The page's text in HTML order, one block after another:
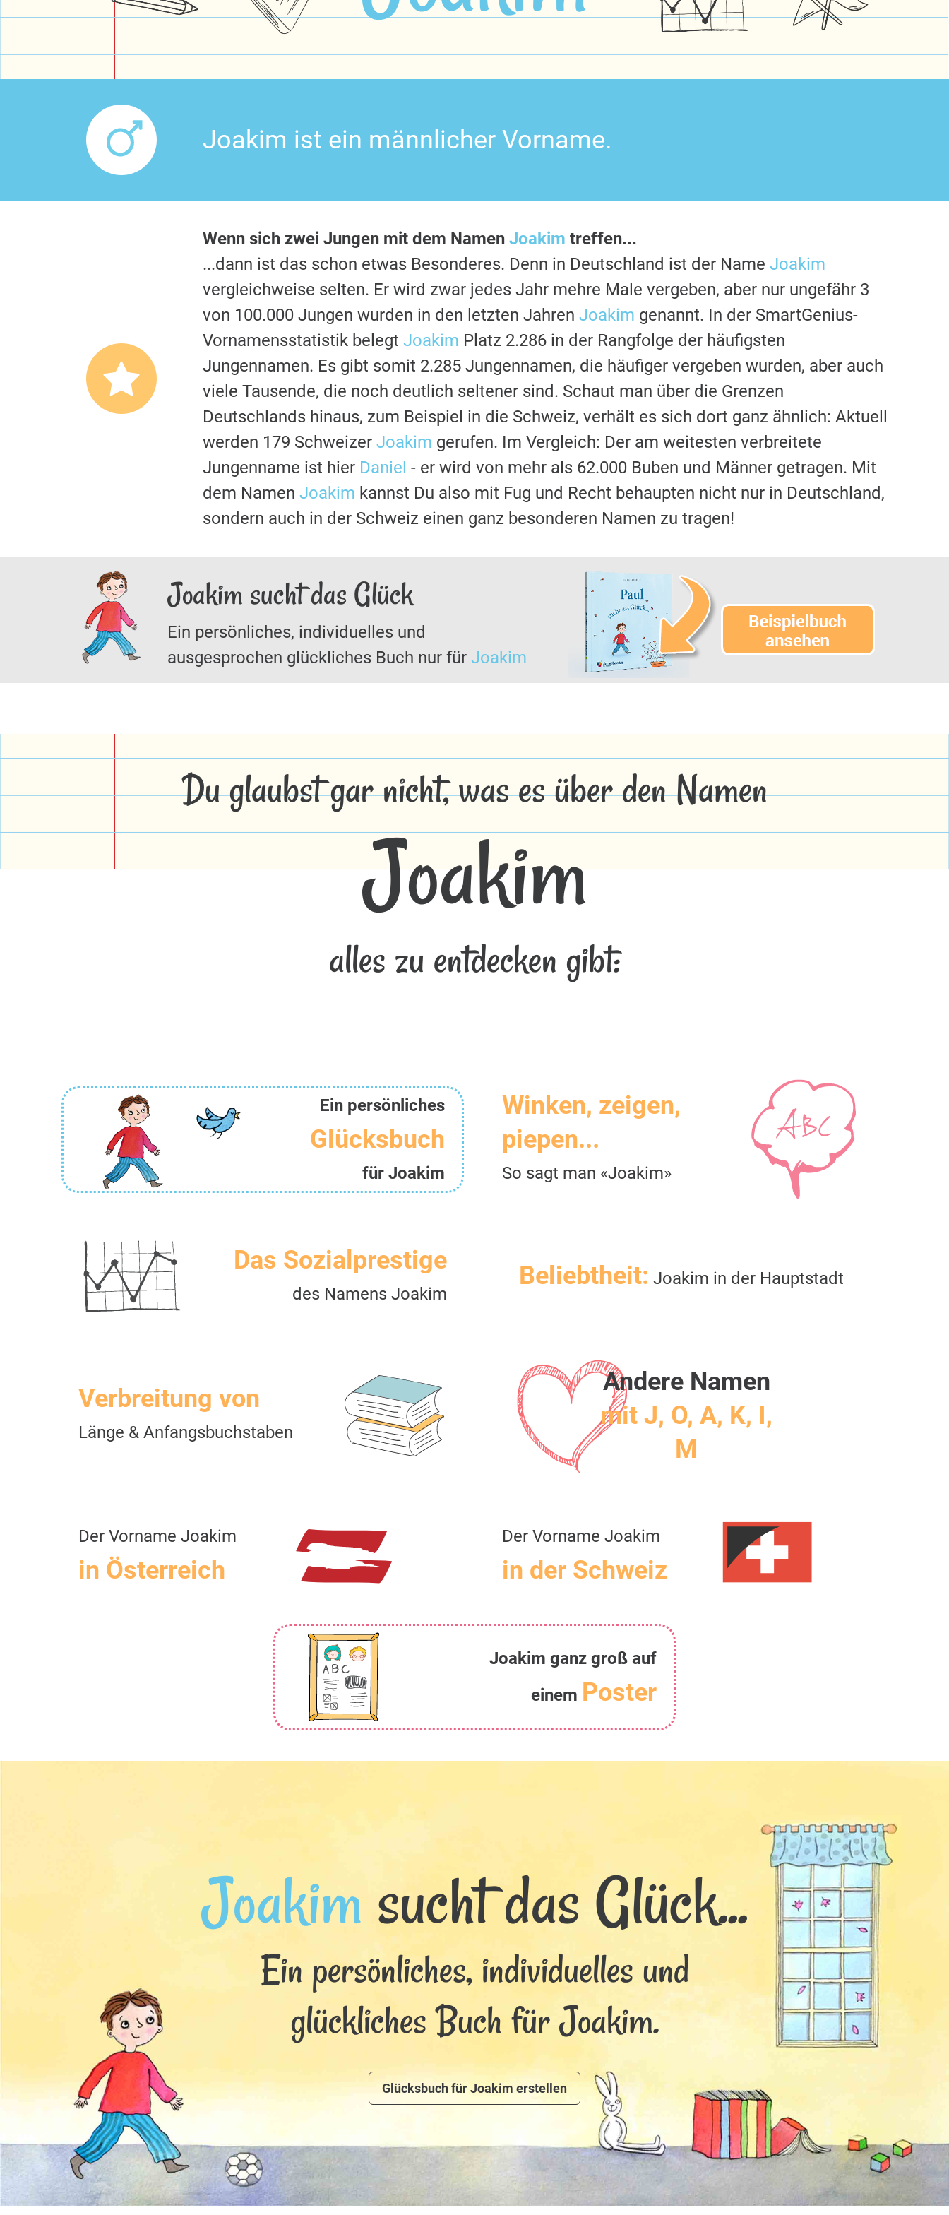
Joakim ist ein männlicher Vorname.
Wenn sich zwei Jungen mit dem Namen Joakim treffen...
...dann ist das schon etwas Besonderes. Denn in Deutschland ist der Name Joakim
vergleichweise selten. Er wird zwar jedes Jahr mehre Male vergeben, aber nur ungefähr 3
von 100.000 Jungen wurden in den letzten Jahren Joakim genannt. In der SmartGenius-
Vornamensstatistik belegt Joakim Platz 2.286 in der Rangfolge der häufigsten
Jungennamen. Es gibt somit 2.285 Jungennamen, die häufiger vergeben wurden, aber auch
viele Tausende, die noch deutlich seltener sind. Schaut man über die Grenzen
Deutschlands hinaus, zum Beispiel in die Schweiz, verhält es sich dort ganz ähnlich: Aktuell
werden 179 Schweizer Joakim gerufen. Im Vergleich: Der am weitesten verbreitete
Jungenname ist hier Daniel - er wird von mehr als 62.000 Buben und Männer getragen. Mit
dem Namen Joakim kannst Du also mit Fug und Recht behaupten nicht nur in Deutschland,
sondern auch in der Schweiz einen ganz besonderen Namen zu tragen!
Joakim sucht das Glück
Ein persönliches, individuelles und
ausgesprochen glückliches Buch nur für Joakim
Du glaubst gar nicht, was es über den Namen
Joakim
alles zu entdecken gibt:
Ein persönliches
Glücksbuch
für Joakim
Winken, zeigen,
piepen...
So sagt man «Joakim»
Das Sozialprestige
des Namens Joakim
Beliebtheit: Joakim in der Hauptstadt
Verbreitung von
Länge & Anfangsbuchstaben
Andere Namen
mit J, O, A, K, I,
M
Der Vorname Joakim
in Österreich
Der Vorname Joakim
in der Schweiz
Joakim ganz groß auf
einem Poster
Joakim sucht das Glück...
Ein persönliches, individuelles und
glückliches Buch für Joakim.
Glücksbuch für Joakim erstellen